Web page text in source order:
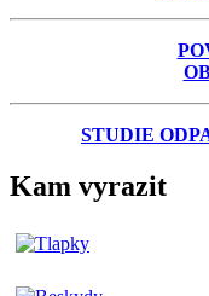
STUDIE
Kam vyrazit